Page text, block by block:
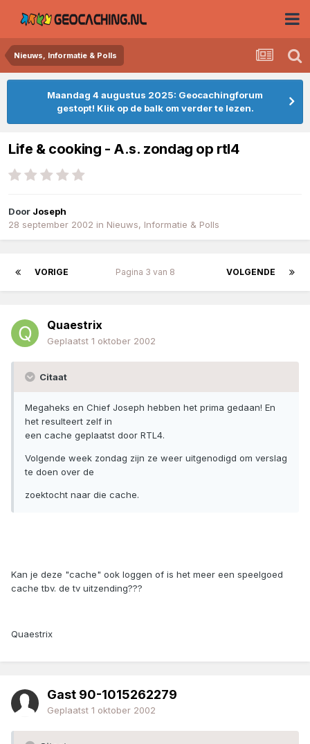
Nieuws, Informatie & Polls
Maandag 4 augustus 2025: Geocachingforum
gestopt! Klik op de balk om verder te lezen.
Life & cooking - A.s. zondag op rtl4
Door Joseph
28 september 2002 in Nieuws, Informatie & Polls
VORIGE VOLGENDE
Pagina 3 van 8
Quaestrix
Geplaatst 1 oktober 2002
Citaat
Megaheks en Chief Joseph hebben het prima gedaan! En
het resulteert zelf in
een cache geplaatst door RTL4.
Volgende week zondag zijn ze weer uitgenodigd om verslag
te doen over de
zoektocht naar die cache.
Kan je deze "cache" ook loggen of is het meer een speelgoed
cache tbv. de tv uitzending???
Quaestrix
Gast 90-1015262279
Geplaatst 1 oktober 2002